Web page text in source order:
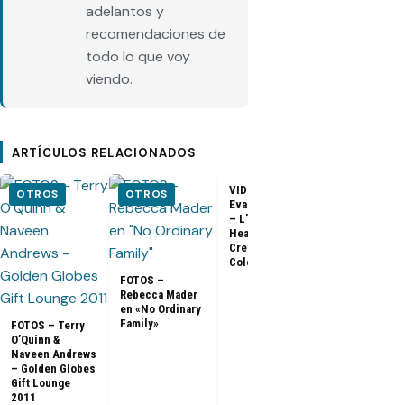
adelantos y
recomendaciones de
todo lo que voy
viendo.
ARTÍCULOS RELACIONADOS
OTROS
FOTOS – Terry
O’Quinn &
Naveen Andrews
– Golden Globes
Gift Lounge
2011
OTROS
FOTOS –
Rebecca Mader
en «No Ordinary
Family»
VIDEO –
Evangeline Lilly
– L’Oreal
Healthy Look
Creme Gloss
Color [HD]